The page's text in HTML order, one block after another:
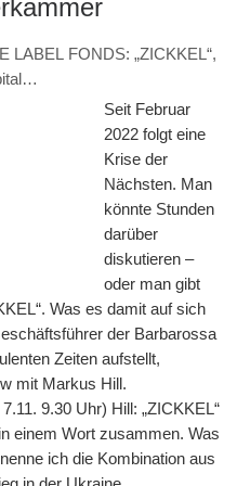
LABEL FONDS: „ZICKKEL“,
& Interview – Norbert
Seit Februar
2022 folgt eine
Krise der
Nächsten. Man
könnte Stunden
darüber
diskutieren –
oder man gibt
Was es damit auf sich
der Barbarossa
Zeiten aufstellt,
mit Markus Hill.
9.30 Uhr) Hill: „ZICKKEL“
einem Wort zusammen. Was
ich die Kombination aus